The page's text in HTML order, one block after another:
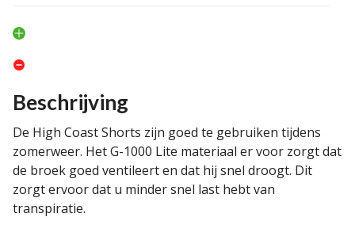
Beschrijving
De High Coast Shorts zijn goed te gebruiken tijdens
zomerweer. Het G-1000 Lite materiaal er voor zorgt dat
de broek goed ventileert en dat hij snel droogt. Dit
zorgt ervoor dat u minder snel last hebt van
transpiratie.